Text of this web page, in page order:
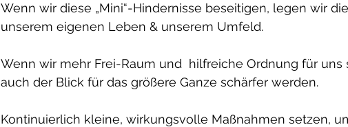
Wenn wir diese „Mini“-Hindernisse beseitigen, legen wir
unserem eigenen Leben & unserem Umfeld.
Wenn wir mehr Frei-Raum und  hilfreiche Ordnung für
auch der Blick für das größere Ganze schärfer werden.
Kontinuierlich kleine, wirkungsvolle Maßnahmen setzen,